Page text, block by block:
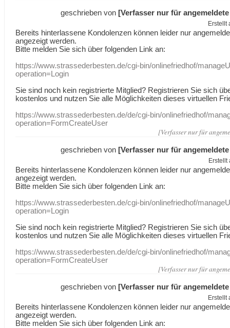
geschrieben von [Verfasser nur für
Erstellt
Bereits hinterlassene Kondolenzen können leider nur
angezeigt werden.
Bitte melden Sie sich über folgenden Link an:
https://www.strassederbesten.de/cgi-bin/onlinefriedhof/
operation=Login
Sie sind noch kein registrierte Mitglied? Registrieren Sie sich
kostenlos und nutzen Sie alle Möglichkeiten dieses virtuellen
https://www.strassederbesten.de/de/cgi-bin/onlinefriedhof/
operation=FormCreateUser
[Verfasser nur für
geschrieben von [Verfasser nur für
Erstellt
Bereits hinterlassene Kondolenzen können leider nur
angezeigt werden.
Bitte melden Sie sich über folgenden Link an:
https://www.strassederbesten.de/cgi-bin/onlinefriedhof/
operation=Login
Sie sind noch kein registrierte Mitglied? Registrieren Sie sich
kostenlos und nutzen Sie alle Möglichkeiten dieses virtuellen
https://www.strassederbesten.de/de/cgi-bin/onlinefriedhof/
operation=FormCreateUser
[Verfasser nur für
geschrieben von [Verfasser nur für
Erstellt
Bereits hinterlassene Kondolenzen können leider nur
angezeigt werden.
Bitte melden Sie sich über folgenden Link an: